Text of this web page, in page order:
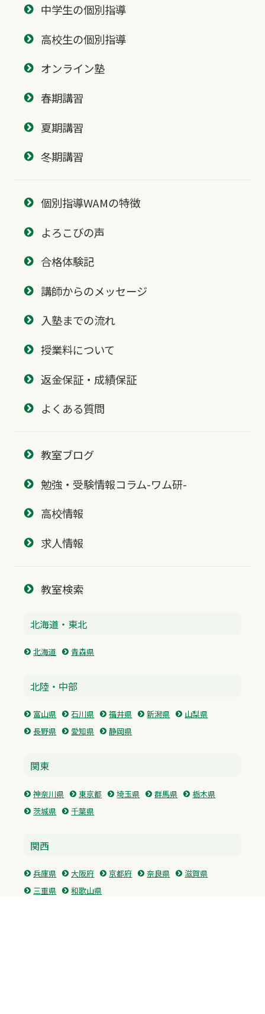
中学生の個別指導
高校生の個別指導
オンライン塾
春期講習
夏期講習
冬期講習
個別指導WAMの特徴
よろこびの声
合格体験記
講師からのメッセージ
入塾までの流れ
授業料について
返金保証・成績保証
よくある質問
教室ブログ
勉強・受験情報コラム-ワム研-
高校情報
求人情報
教室検索
北海道・東北
北海道 青森県
北陸・中部
富山県 石川県 福井県 新潟県
山梨県
長野県
愛知県 静岡県
関東
神奈川県 東京都 埼玉県 群馬県
栃木県
茨城県
千葉県
関西
兵庫県 大阪府 京都府 奈良県
滋賀県
三重県
和歌山県